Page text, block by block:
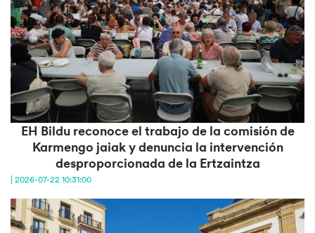
EH Bildu reconoce el trabajo de la comisión de
Karmengo jaiak y denuncia la intervención
desproporcionada de la Ertzaintza
| 2026-07-22 10:31:00